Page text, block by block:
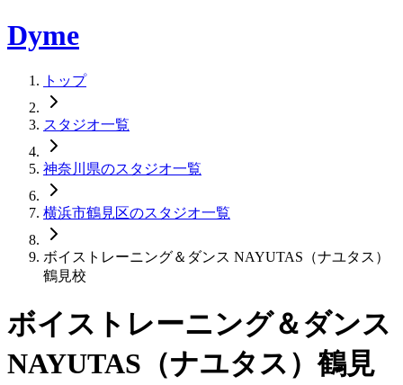
Dyme
トップ
スタジオ一覧
神奈川県のスタジオ一覧
横浜市鶴見区のスタジオ一覧
ボイストレーニング＆ダンス NAYUTAS（ナユタス）
鶴見校
ボイストレーニング＆ダンス
NAYUTAS（ナユタス）鶴見